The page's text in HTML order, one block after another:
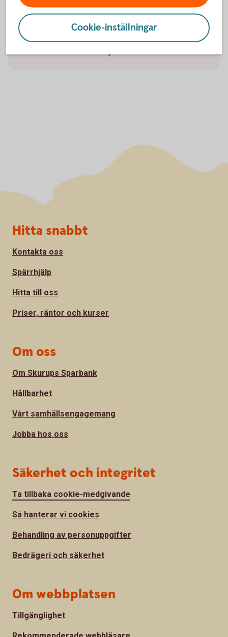
Tips! Skaffa Mobilt BankID
Cookie-inställningar
Sidfot
Hitta snabbt
Kontakta oss
Spärrhjälp
Hitta till oss
Priser, räntor och kurser
Om oss
Om Skurups Sparbank
Hållbarhet
Vårt samhällsengagemang
Jobba hos oss
Säkerhet och integritet
Ta tillbaka cookie-medgivande
Så hanterar vi cookies
Behandling av personuppgifter
Bedrägeri och säkerhet
Om webbplatsen
Tillgänglighet